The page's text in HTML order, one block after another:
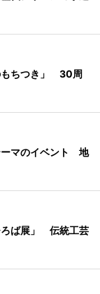
もちつき」 30周
ーマのイベント 地
ろば展」 伝統工芸